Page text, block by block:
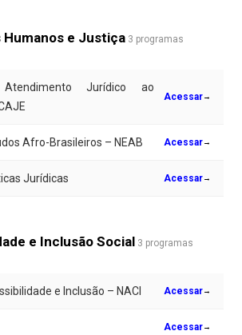
Humanos e Justiça 3 programas
Jurídico ao
Acessar→
Afro-Brasileiros – NEAB Acessar→
Jurídicas Acessar→
e Inclusão Social 3 programas
e Inclusão – NACI Acessar→
Acessar→